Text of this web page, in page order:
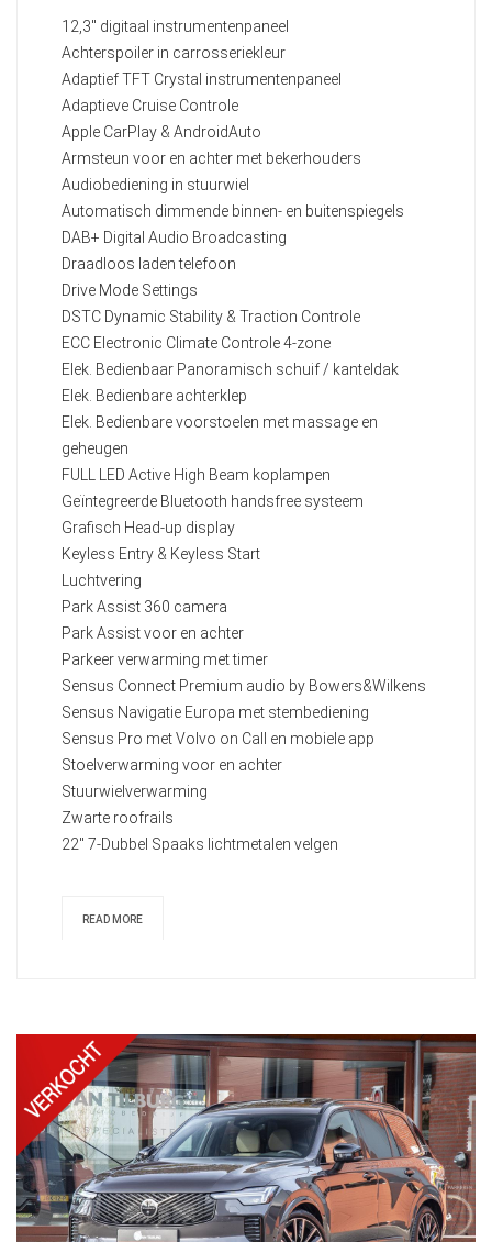
12,3" digitaal instrumentenpaneel
Achterspoiler in carrosseriekleur
Adaptief TFT Crystal instrumentenpaneel
Adaptieve Cruise Controle
Apple CarPlay & AndroidAuto
Armsteun voor en achter met bekerhouders
Audiobediening in stuurwiel
Automatisch dimmende binnen- en buitenspiegels
DAB+ Digital Audio Broadcasting
Draadloos laden telefoon
Drive Mode Settings
DSTC Dynamic Stability & Traction Controle
ECC Electronic Climate Controle 4-zone
Elek. Bedienbaar Panoramisch schuif / kanteldak
Elek. Bedienbare achterklep
Elek. Bedienbare voorstoelen met massage en
geheugen
FULL LED Active High Beam koplampen
Geïntegreerde Bluetooth handsfree systeem
Grafisch Head-up display
Keyless Entry & Keyless Start
Luchtvering
Park Assist 360 camera
Park Assist voor en achter
Parkeer verwarming met timer
Sensus Connect Premium audio by Bowers&Wilkens
Sensus Navigatie Europa met stembediening
Sensus Pro met Volvo on Call en mobiele app
Stoelverwarming voor en achter
Stuurwielverwarming
Zwarte roofrails
22" 7-Dubbel Spaaks lichtmetalen velgen
READ MORE